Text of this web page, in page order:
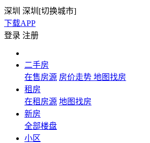
深圳 深圳[切换城市]
下载APP
登录 注册
二手房
在售房源 房价走势 地图找房
租房
在租房源 地图找房
新房
全部楼盘
小区